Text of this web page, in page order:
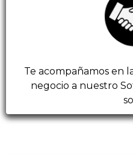
Te acompañamos en
negocio a nuestro